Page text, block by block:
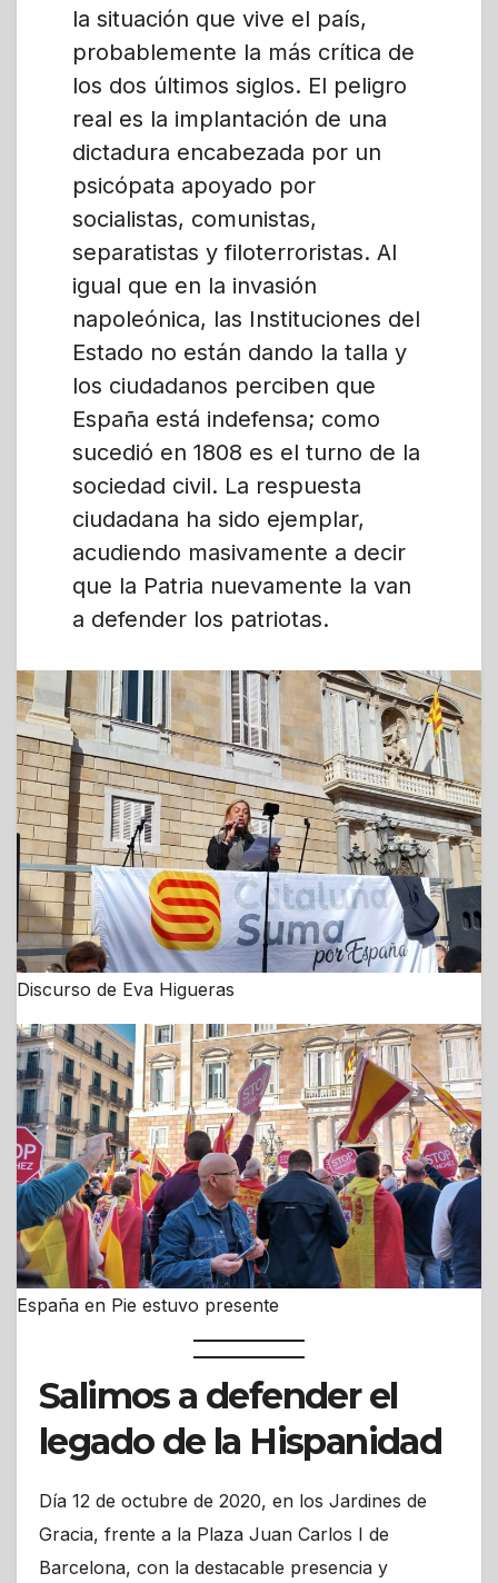
la situación que vive el país,
probablemente la más crítica de
los dos últimos siglos. El peligro
real es la implantación de una
dictadura encabezada por un
psicópata apoyado por
socialistas, comunistas,
separatistas y filoterroristas. Al
igual que en la invasión
napoleónica, las Instituciones del
Estado no están dando la talla y
los ciudadanos perciben que
España está indefensa; como
sucedió en 1808 es el turno de la
sociedad civil. La respuesta
ciudadana ha sido ejemplar,
acudiendo masivamente a decir
que la Patria nuevamente la van
a defender los patriotas.
Discurso de Eva Higueras
España en Pie estuvo presente
Salimos a defender el
legado de la Hispanidad
Día 12 de octubre de 2020, en los Jardines de
Gracia, frente a la Plaza Juan Carlos I de
Barcelona, con la destacable presencia y